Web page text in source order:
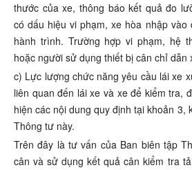
thước của xe, thông báo kết quả đo
có dấu hiệu vi phạm, xe hòa nhập vào
hành trình. Trường hợp vi phạm, hệ
hoặc người sử dụng thiết bị cân chỉ dẫn
c) Lực lượng chức năng yêu cầu lái xe
liên quan đến lái xe và xe để kiểm tra,
hiện các nội dung quy định tại khoản 3,
Thông tư này.
Trên đây là tư vấn của Ban biên tập
cân và sử dụng kết quả cân kiểm tra